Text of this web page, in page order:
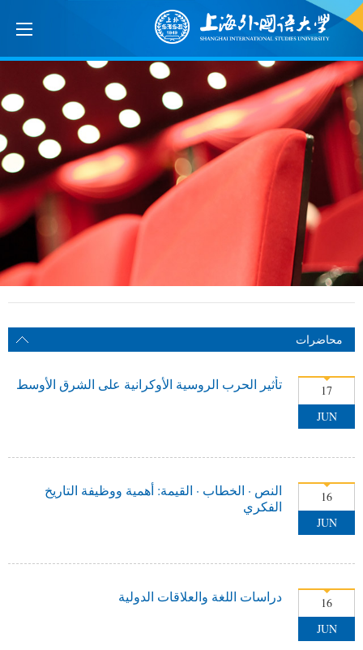
محاضرات
17
JUN
تأثير الحرب الروسية الأوكرانية على الشرق الأوسط
16
JUN
النص · الخطاب · القيمة: أهمية ووظيفة التاريخ
الفكري
16
JUN
دراسات اللغة والعلاقات الدولية